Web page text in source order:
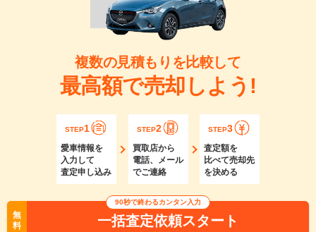
複数の見積もりを比較して
最高額で売却しよう!
STEP1
愛車情報を
入力して
査定申し込み
STEP2
買取店から
電話、メール
でご連絡
STEP3
査定額を
比べて売却先
を決める
無
料
90秒で終わるカンタン入力
一括査定依頼スタート